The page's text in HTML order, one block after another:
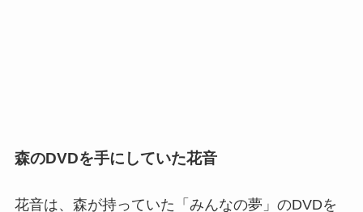
森のDVDを手にしていた花音
花音は、森が持っていた「みんなの夢」のDVDを